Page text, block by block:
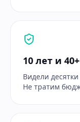
10 лет и
Видели
Не тратим